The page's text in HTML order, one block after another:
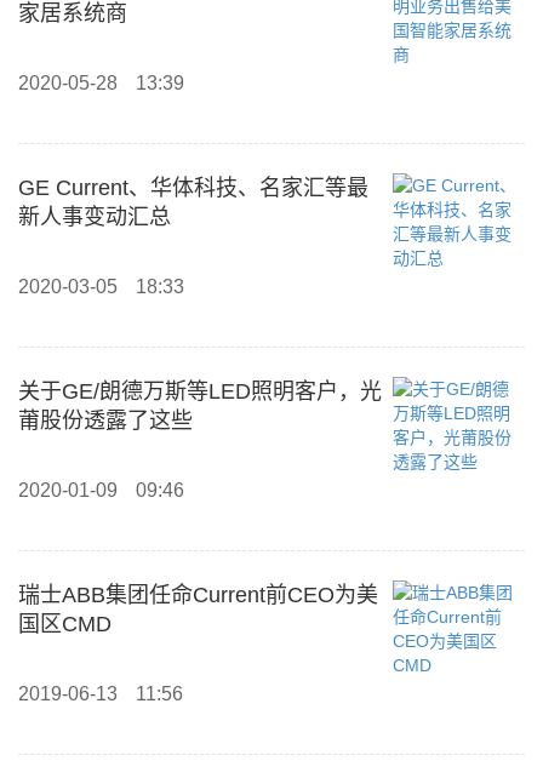
家居系统商
2020-05-28 13:39
GE Current、华体科技、名家汇等最
新人事变动汇总
2020-03-05 18:33
关于GE/朗德万斯等LED照明客户，光
莆股份透露了这些
2020-01-09 09:46
瑞士ABB集团任命Current前CEO为美
国区CMD
2019-06-13 11:56